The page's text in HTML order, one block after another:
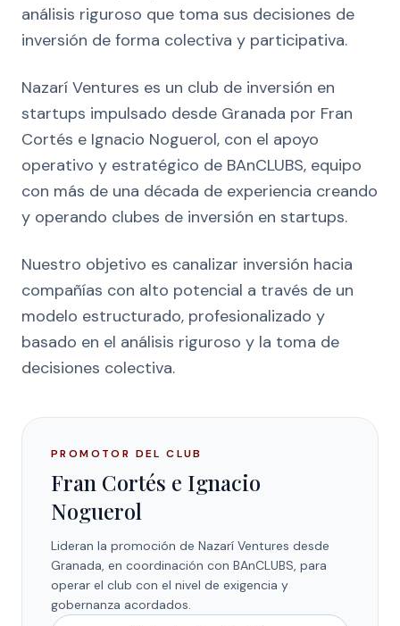
análisis riguroso que toma sus decisiones de
inversión de forma colectiva y participativa.
Nazarí Ventures es un club de inversión en
startups impulsado desde Granada por Fran
Cortés e Ignacio Noguerol, con el apoyo
operativo y estratégico de BAnCLUBS, equipo
con más de una década de experiencia creando
y operando clubes de inversión en startups.
Nuestro objetivo es canalizar inversión hacia
compañías con alto potencial a través de un
modelo estructurado, profesionalizado y
basado en el análisis riguroso y la toma de
decisiones colectiva.
PROMOTOR DEL CLUB
Fran Cortés e Ignacio
Noguerol
Lideran la promoción de Nazarí Ventures desde
Granada, en coordinación con BAnCLUBS, para
operar el club con el nivel de exigencia y
gobernanza acordados.